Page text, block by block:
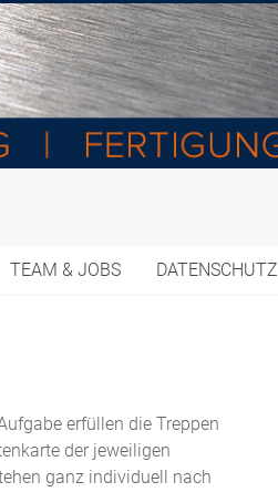
TEAM & JOBS DATENSCHUTZ
erfüllen die Treppen
der jeweiligen
ganz individuell nach